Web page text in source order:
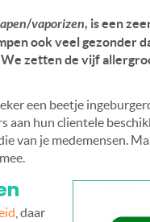
/vaporizen, is een
ook veel gezonder
zetten de vijf
een beetje
aan hun clientele
van je medemensen.
, daar